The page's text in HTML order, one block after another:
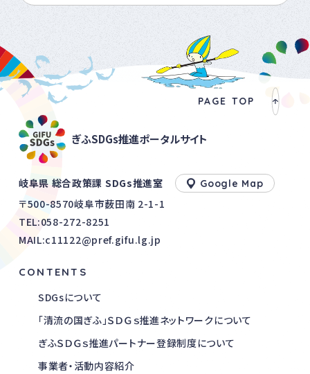
PAGE TOP
ぎふSDGs推進ポータルサイト
岐阜県 総合政策課 SDGs推進室 Google Map
〒500-8570岐阜市薮田南 2-1-1
TEL:058-272-8251
MAIL:c11122@pref.gifu.lg.jp
CONTENTS
SDGsについて
「清流の国ぎふ」ＳＤＧｓ推進ネットワークについて
ぎふＳＤＧｓ推進パートナー登録制度について
事業者・活動内容紹介